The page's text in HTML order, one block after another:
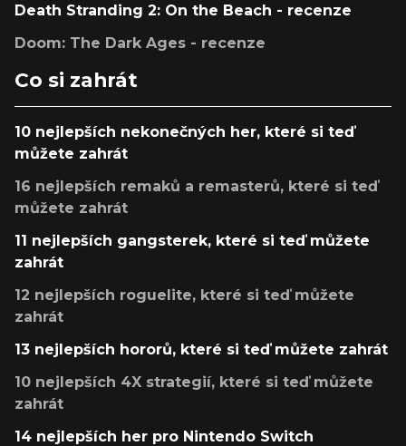
Death Stranding 2: On the Beach - recenze
Doom: The Dark Ages - recenze
Co si zahrát
10 nejlepších nekonečných her, které si teď
můžete zahrát
16 nejlepších remaků a remasterů, které si teď
můžete zahrát
11 nejlepších gangsterek, které si teď můžete
zahrát
12 nejlepších roguelite, které si teď můžete
zahrát
13 nejlepších hororů, které si teď můžete zahrát
10 nejlepších 4X strategií, které si teď můžete
zahrát
14 nejlepších her pro Nintendo Switch